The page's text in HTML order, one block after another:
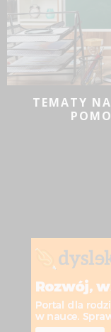
TEMATY